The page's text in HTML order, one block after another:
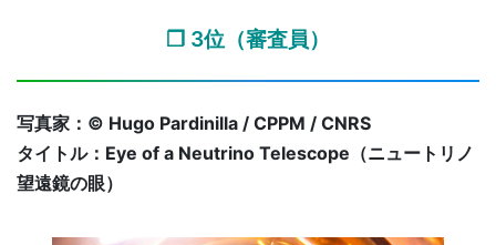
❐ 3位（審査員）
写真家：© Hugo Pardinilla / CPPM / CNRS
タイトル：Eye of a Neutrino Telescope（ニュートリノ
望遠鏡の眼）